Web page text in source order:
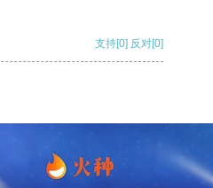
支持[0] 反对[0]